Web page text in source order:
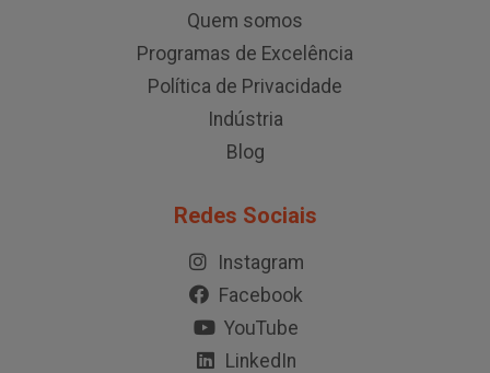
Quem somos
Programas de Excelência
Política de Privacidade
Indústria
Blog
Redes Sociais
Instagram
Facebook
YouTube
LinkedIn